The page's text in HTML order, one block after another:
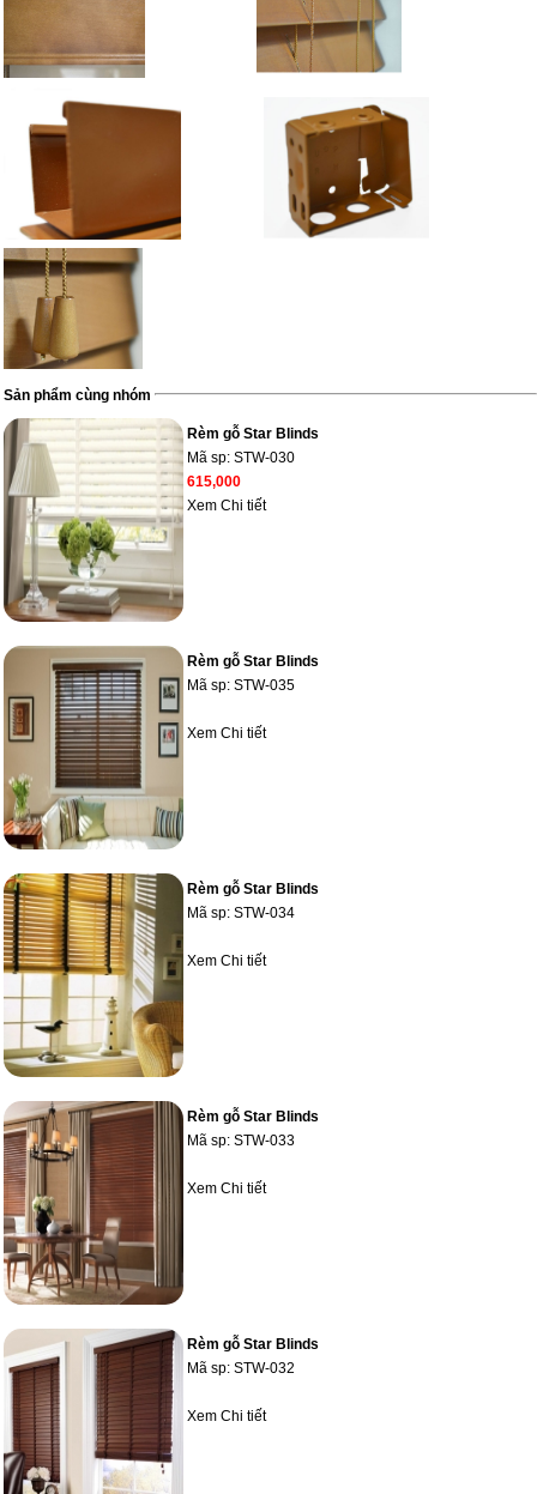
Sản phẩm cùng nhóm
Rèm gỗ Star Blinds
Mã sp: STW-030
615,000
Xem Chi tiết
Rèm gỗ Star Blinds
Mã sp: STW-035
Xem Chi tiết
Rèm gỗ Star Blinds
Mã sp: STW-034
Xem Chi tiết
Rèm gỗ Star Blinds
Mã sp: STW-033
Xem Chi tiết
Rèm gỗ Star Blinds
Mã sp: STW-032
Xem Chi tiết